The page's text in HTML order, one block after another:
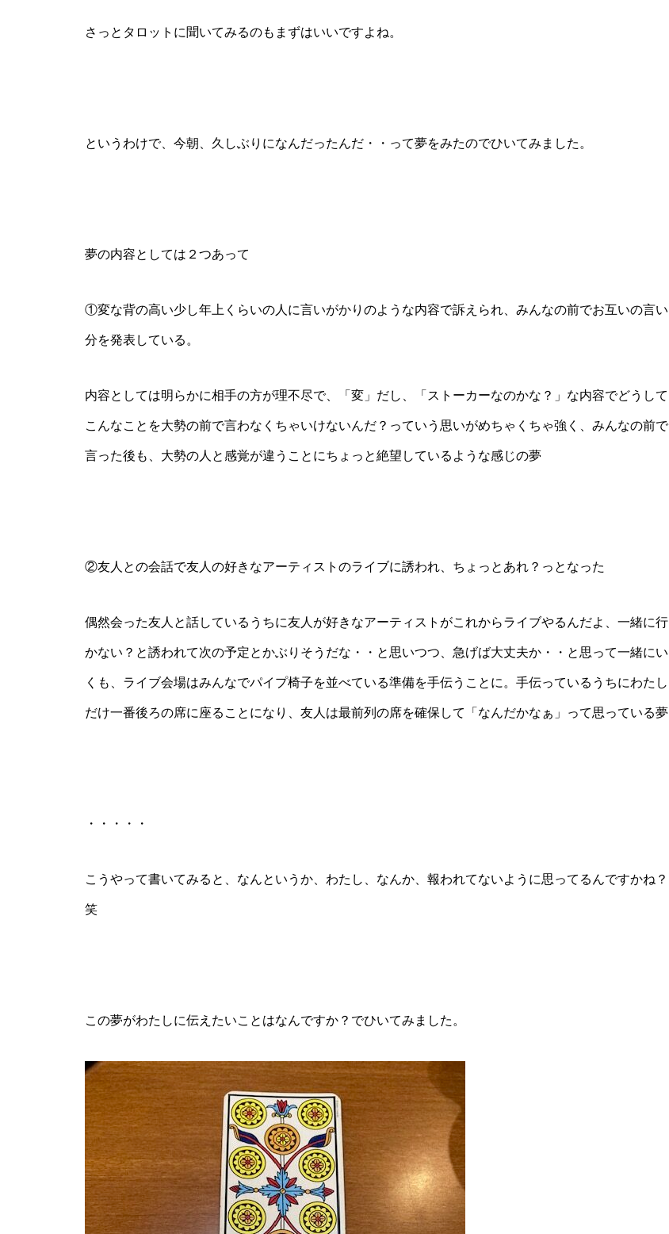
さっとタロットに聞いてみるのもまずはいいですよね。
というわけで、今朝、久しぶりになんだったんだ・・って夢をみたのでひいてみました。
夢の内容としては２つあって
①変な背の高い少し年上くらいの人に言いがかりのような内容で訴えられ、みんなの前でお互いの言い
分を発表している。
内容としては明らかに相手の方が理不尽で、「変」だし、「ストーカーなのかな？」な内容でどうして
こんなことを大勢の前で言わなくちゃいけないんだ？っていう思いがめちゃくちゃ強く、みんなの前で
言った後も、大勢の人と感覚が違うことにちょっと絶望しているような感じの夢
②友人との会話で友人の好きなアーティストのライブに誘われ、ちょっとあれ？っとなった
偶然会った友人と話しているうちに友人が好きなアーティストがこれからライブやるんだよ、一緒に行
かない？と誘われて次の予定とかぶりそうだな・・と思いつつ、急げば大丈夫か・・と思って一緒にい
くも、ライブ会場はみんなでパイプ椅子を並べている準備を手伝うことに。手伝っているうちにわたし
だけ一番後ろの席に座ることになり、友人は最前列の席を確保して「なんだかなぁ」って思っている夢
・・・・・
こうやって書いてみると、なんというか、わたし、なんか、報われてないように思ってるんですかね？
笑
この夢がわたしに伝えたいことはなんですか？でひいてみました。